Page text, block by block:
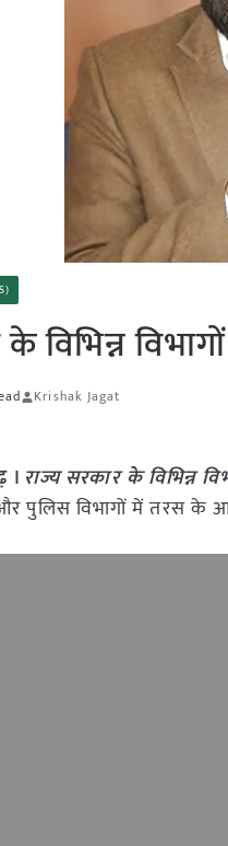
के विभिन्न
Krishak Jagat
। राज्य सरकार के विभिन्न
पुलिस विभागों में तरस के